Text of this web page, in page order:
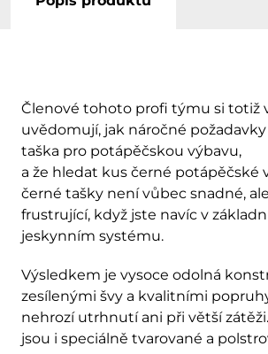
Členové tohoto profi týmu si totiž
uvědomují, jak náročné
taška pro potápěčskou výbavu,
a že hledat kus černé potápěčské
černé tašky není vůbec snadné,
frustrující, když jste navíc v
jeskynním systému.
Výsledkem je vysoce odolná
zesílenými švy a kvalitními
nehrozí utrhnutí ani při větší
jsou i speciálně tvarované a